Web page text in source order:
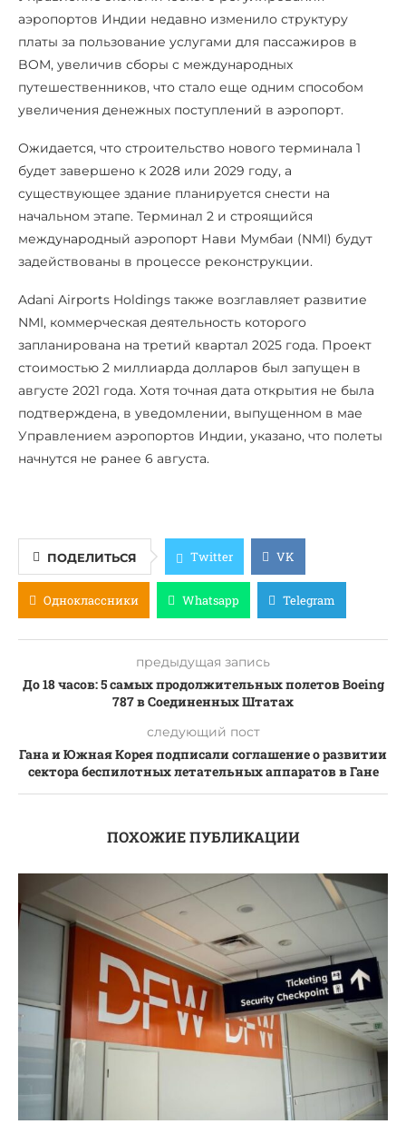
аэропортов Индии недавно изменило структуру
платы за пользование услугами для пассажиров в
BOM, увеличив сборы с международных
путешественников, что стало еще одним способом
увеличения денежных поступлений в аэропорт.
Ожидается, что строительство нового терминала 1
будет завершено к 2028 или 2029 году, а
существующее здание планируется снести на
начальном этапе. Терминал 2 и строящийся
международный аэропорт Нави Мумбаи (NMI) будут
задействованы в процессе реконструкции.
Adani Airports Holdings также возглавляет развитие
NMI, коммерческая деятельность которого
запланирована на третий квартал 2025 года. Проект
стоимостью 2 миллиарда долларов был запущен в
августе 2021 года. Хотя точная дата открытия не была
подтверждена, в уведомлении, выпущенном в мае
Управлением аэропортов Индии, указано, что полеты
начнутся не ранее 6 августа.
ПОДЕЛИТЬСЯ Twitter VK
Одноклассники Whatsapp Telegram
предыдущая запись
До 18 часов: 5 самых продолжительных полетов Boeing
787 в Соединенных Штатах
следующий пост
Гана и Южная Корея подписали соглашение о развитии
сектора беспилотных летательных аппаратов в Гане
ПОХОЖИЕ ПУБЛИКАЦИИ